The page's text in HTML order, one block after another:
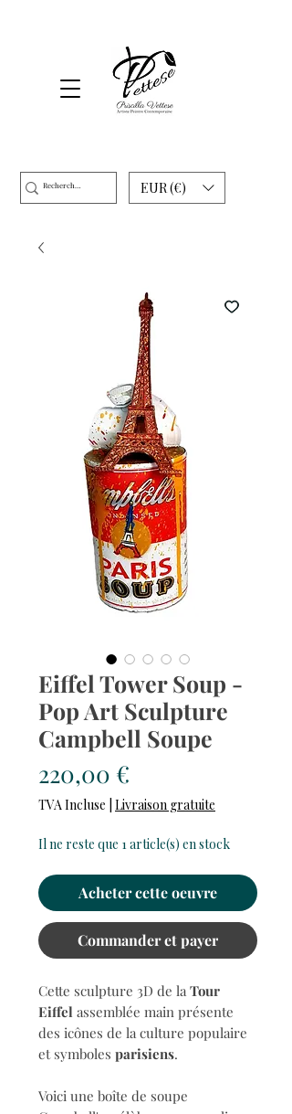
EUR (€)
Eiffel Tower Soup -
Pop Art Sculpture
Campbell Soupe
220,00 €
TVA Incluse Livraison gratuite
Il ne reste que 1 article(s) en stock
Acheter cette oeuvre
Commander et payer
Cette sculpture 3D de laTour
Eiffel assemblée main présente
des icônes de la culture populaire
et symboles parisiens.
Voici une boîte de soupe